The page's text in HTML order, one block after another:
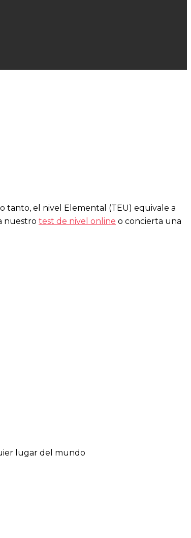
tanto, el nivel Elemental (TEU) equivale a
nuestro test de nivel online o concierta una
lugar del mundo